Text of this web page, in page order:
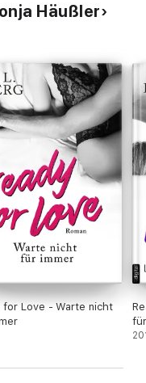
Bestseller-Autorin J.
Häußler
for Love - Warte nicht